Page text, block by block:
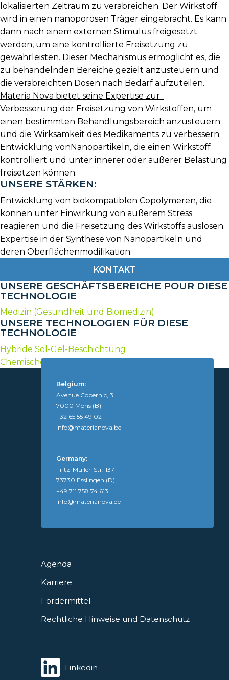
lokalisierten Zeitraum zu verabreichen. Der Wirkstoff
wird in einen nanoporösen Träger eingebracht. Es kann
dann nach einem externen Stimulus freigesetzt
werden, um eine kontrollierte Freisetzung zu
gewährleisten. Dieser Mechanismus ermöglicht es, die
zu behandelnden Bereiche gezielt anzusteuern und
die verabreichten Dosen nach Bedarf aufzuteilen.
Materia Nova bietet seine Expertise zur :
Verbesserung der Freisetzung von Wirkstoffen, um
einen bestimmten Behandlungsbereich anzusteuern
und die Wirksamkeit des Medikaments zu verbessern.
Entwicklung vonNanopartikeln, die einen Wirkstoff
kontrolliert und unter innerer oder äußerer Belastung
freisetzen können.
UNSERE STÄRKEN:
Entwicklung von biokompatiblen Copolymeren, die
können unter Einwirkung von äußerem Stress
reagieren und die Freisetzung des Wirkstoffs auslösen.
Expertise in der Synthese von Nanopartikeln und
deren Oberflächenmodifikation.
KONTAKT
UNSERE GESCHÄFTSBEREICHE POUR DIESE
TECHNOLOGIE
Medizin (Gesundheit und Biomedizin)
UNSERE TECHNOLOGIEN FÜR DIESE
TECHNOLOGIE
Hybride Sol-Gel-Beschichtung
Chemische Synthese von Polymeren und Additiven
Agenda
Karriere
Fördermittel
Rechtliche Hinweise und Datenschutz
Belgium:
Avenue Copernic, 3
7000 Mons (B)
+32 65 55 49 02
info@materianova.be
Germany:
Fritz-Müller-Str. 137
73730 Esslingen (D)
+49 711 758 74 613
info@materianova.de
Linkedin